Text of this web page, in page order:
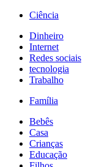
Ciência
Dinheiro
Internet
Redes sociais
tecnologia
Trabalho
Família
Bebês
Casa
Crianças
Educação